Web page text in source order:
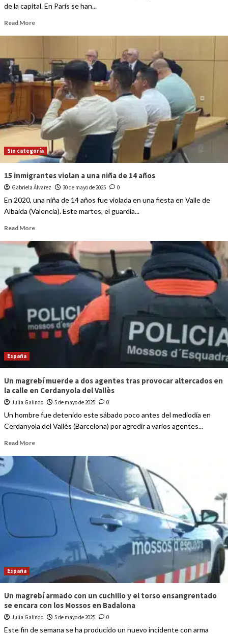
de la capital. En París se han...
Read More
Sin categoría
15 inmigrantes violan a una niña de 14 años
Gabriela Álvarez 30 de mayo de 2025 0
En 2020, una niña de 14 años fue violada en una fiesta en Valle de
Albaida (Valencia). Este martes, el guardia...
Read More
España
Un magrebí muerde a dos agentes tras provocar altercados en
la calle en Cerdanyola del Vallès
Julia Galindo 5 de mayo de 2025 0
Un hombre fue detenido este sábado poco antes del mediodía en
Cerdanyola del Vallès (Barcelona) por agredir a varios agentes...
Read More
España
Un magrebí armado con un cuchillo y el torso ensangrentado
se encara con los Mossos en Badalona
Julia Galindo 5 de mayo de 2025 0
Este fin de semana se ha producido un nuevo incidente con arma